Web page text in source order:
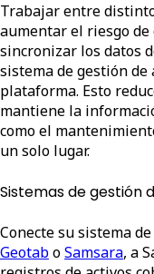
Trabajar entre
aumentar el riesgo
sincronizar los datos
sistema de gestión
plataforma. Esto
mantiene la
como el
un solo lugar.
Sistemas de gestión
Conecte su sistema
GeotaboSamsara, a